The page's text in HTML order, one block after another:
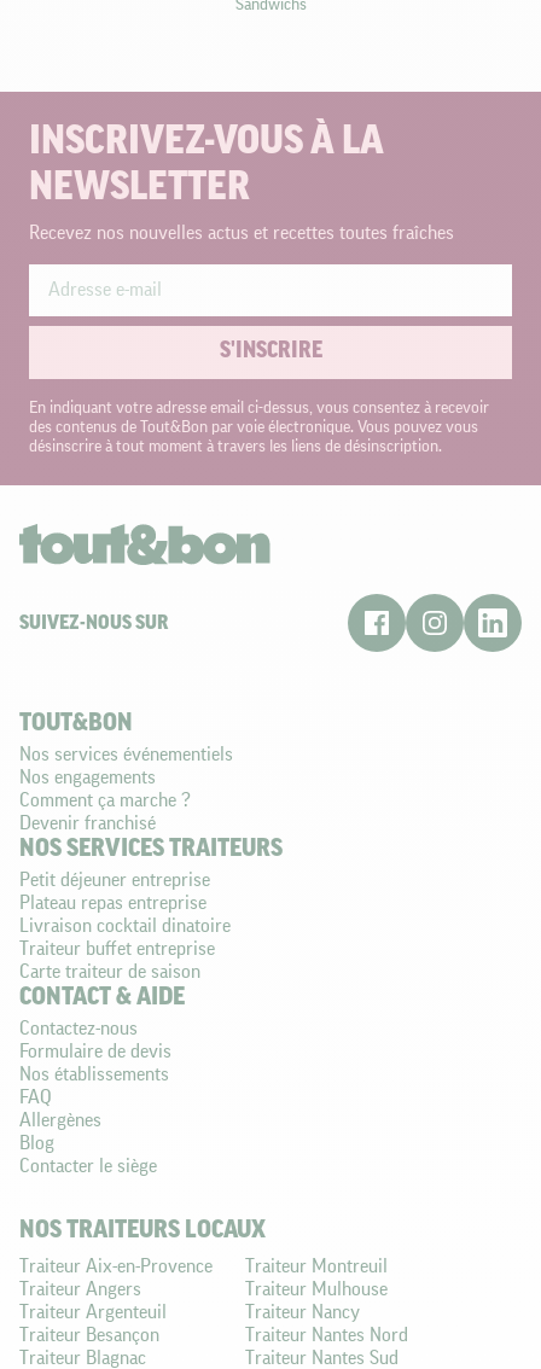
Sandwichs
INSCRIVEZ-VOUS À LA
NEWSLETTER
Recevez nos nouvelles actus et recettes toutes fraîches
S'INSCRIRE
En indiquant votre adresse email ci-dessus, vous consentez à recevoir
des contenus de Tout&Bon par voie électronique. Vous pouvez vous
désinscrire à tout moment à travers les liens de désinscription.
SUIVEZ-NOUS SUR
TOUT&BON
Nos services événementiels
Nos engagements
Comment ça marche ?
Devenir franchisé
NOS SERVICES TRAITEURS
Petit déjeuner entreprise
Plateau repas entreprise
Livraison cocktail dinatoire
Traiteur buffet entreprise
Carte traiteur de saison
CONTACT & AIDE
Contactez-nous
Formulaire de devis
Nos établissements
FAQ
Allergènes
Blog
Contacter le siège
NOS TRAITEURS LOCAUX
Traiteur Aix-en-Provence
Traiteur Angers
Traiteur Argenteuil
Traiteur Besançon
Traiteur Blagnac
Traiteur Montreuil
Traiteur Mulhouse
Traiteur Nancy
Traiteur Nantes Nord
Traiteur Nantes Sud